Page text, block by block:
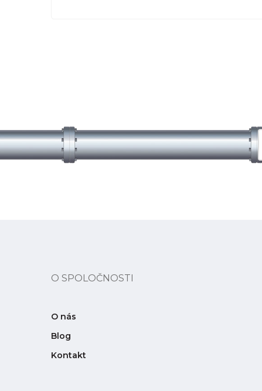
O SPOLOČNOSTI
O nás
Blog
Kontakt